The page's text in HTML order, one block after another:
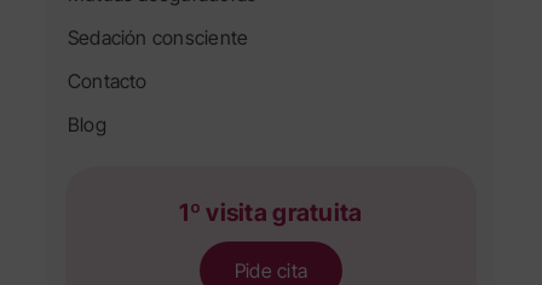
Sedación consciente
Contacto
Blog
1º visita gratuita
Pide cita